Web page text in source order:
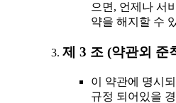
으면, 언제나 서
약을 해지할 수
제 3 조 (약관외 준
이 약관에 명시
규정 되어있을